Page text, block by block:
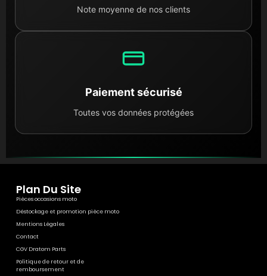
Note moyenne de nos clients
Paiement sécurisé
Toutes vos données protégées
Plan Du Site
Pièces occasions moto
Déstockage et promotion pièce moto
Mentions Légales
Contact
CGV Dratom Parts
Politique de retour et de
remboursement